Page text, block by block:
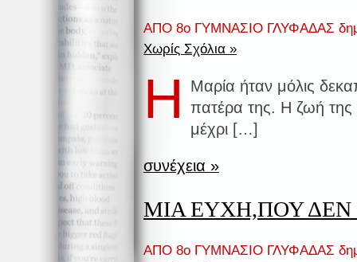
ΑΠΟ 8ο ΓΥΜΝΑΣΙΟ ΓΛΥΦΑΔΑΣ
Χωρίς Σχόλια »
Η
Μαρία ήταν μόλις
πατέρα της. Η ζωή
μέχρι […]
συνέχεια »
ΜΙΑ ΕΥΧΗ,ΠΟΥ
ΑΠΟ 8ο ΓΥΜΝΑΣΙΟ ΓΛΥΦΑΔΑΣ